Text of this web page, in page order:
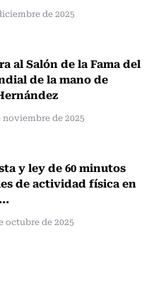
de 2025
al Salón de la Fama del
de la mano de
noviembre de 2025
y ley de 60 minutos
de actividad física en
octubre de 2025